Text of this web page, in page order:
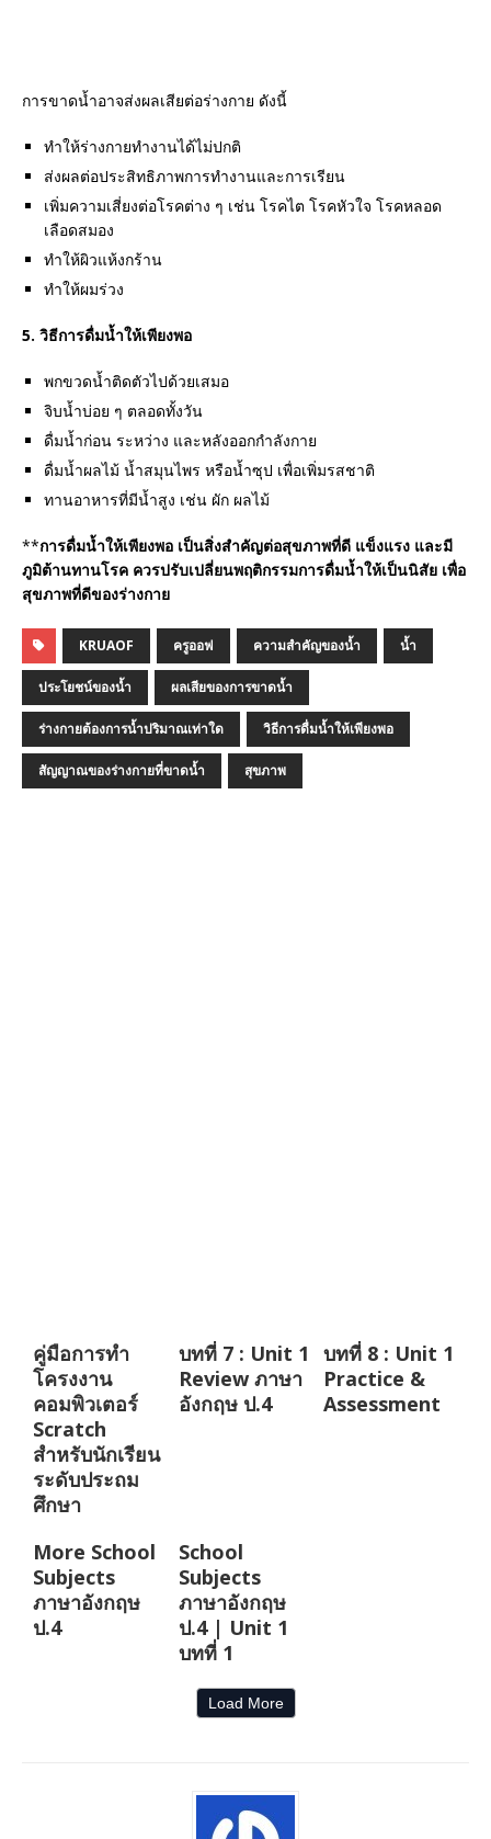
การขาดน้ำอาจส่งผลเสียต่อร่างกาย ดังนี้
ทำให้ร่างกายทำงานได้ไม่ปกติ
ส่งผลต่อประสิทธิภาพการทำงานและการเรียน
เพิ่มความเสี่ยงต่อโรคต่าง ๆ เช่น โรคไต โรคหัวใจ โรคหลอด
เลือดสมอง
ทำให้ผิวแห้งกร้าน
ทำให้ผมร่วง
5. วิธีการดื่มน้ำให้เพียงพอ
พกขวดน้ำติดตัวไปด้วยเสมอ
จิบน้ำบ่อย ๆ ตลอดทั้งวัน
ดื่มน้ำก่อน ระหว่าง และหลังออกกำลังกาย
ดื่มน้ำผลไม้ น้ำสมุนไพร หรือน้ำซุป เพื่อเพิ่มรสชาติ
ทานอาหารที่มีน้ำสูง เช่น ผัก ผลไม้
**การดื่มน้ำให้เพียงพอ เป็นสิ่งสำคัญต่อสุขภาพที่ดี แข็งแรง และมี
ภูมิต้านทานโรค ควรปรับเปลี่ยนพฤติกรรมการดื่มน้ำให้เป็นนิสัย เพื่อ
สุขภาพที่ดีของร่างกาย
KRUAOF ครูออฟ ความสำคัญของน้ำ น้ำ
ประโยชน์ของน้ำ ผลเสียของการขาดน้ำ
ร่างกายต้องการน้ำปริมาณเท่าใด วิธีการดื่มน้ำให้เพียงพอ
สัญญาณของร่างกายที่ขาดน้ำ สุขภาพ
คู่มือการทำ
โครงงาน
คอมพิวเตอร์
Scratch
สำหรับนักเรียน
ระดับประถม
ศึกษา
บทที่ 7 : Unit 1
Review ภาษา
อังกฤษ ป.4
บทที่ 8 : Unit 1
Practice &
Assessment
More School
Subjects
ภาษาอังกฤษ
ป.4
School
Subjects
ภาษาอังกฤษ
ป.4 | Unit 1
บทที่ 1
Load More